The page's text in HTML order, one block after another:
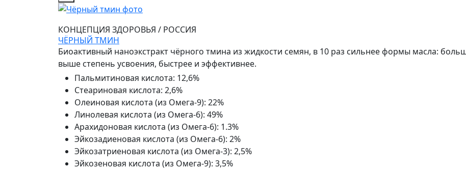
КОНЦЕПЦИЯ ЗДОРОВЬЯ / РОССИЯ
ЧЁРНЫЙ ТМИН
Биоактивный наноэкстракт чёрного тмина из жидкости семян, в 10 раз сильнее формы масла:
выше степень усвоения, быстрее и эффективнее.
Пальмитиновая кислота: 12,6%
Стеариновая кислота: 2,6%
Олеиновая кислота (из Омега-9): 22%
Линолевая кислота (из Омега-6): 49%
Арахидоновая кислота (из Омега-6): 1.3%
Эйкозадиеновая кислота (из Омега-6): 2%
Эйкозатриеновая кислота (из Омега-3): 2,5%
Эйкозеновая кислота (из Омега-9): 3,5%